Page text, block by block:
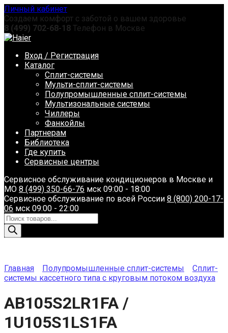
Перейти
к
содержанию
Личный кабинет
Создаем комфорт с заботой о вашем здоровье
8 (499) 702-68-18 Телефон в Москве
Вход / Регистрация
Каталог
Сплит-системы
Мульти-сплит-системы
Полупромышленные сплит-системы
Мультизональные системы
Чиллеры
Фанкойлы
Партнерам
Библиотека
Где купить
Сервисные центры
Сервисное обслуживание кондиционеров в Москве и
МО 8 (499) 350-66-76 мск 09:00 - 18:00
Сервисное обслуживание по всей России 8 (800) 200-17-
06 мск 09:00 - 22:00
Поиск
товаров
Главная Полупромышленные сплит-системы
Сплит-
системы кассетного типа с круговым потоком воздуха
AB105S2LR1FA /
1U105S1LS1FA